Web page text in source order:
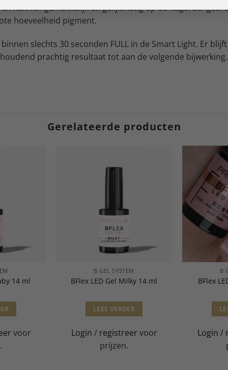
kunnen gemakkelijk en gelijkmatig op de nagel
hoeveelheid pigment.
slechts 30 seconden FULL in de Smart Light. Er
prachtig resultaat tot aan de volgende bijwerking.
Gerelateerde producten
14 ml
voor
B GEL SYSTEM
BFlex LED Gel Milky 14 ml
LEES VERDER
Login / registreer voor
prijzen.
B
BFlex
Login /